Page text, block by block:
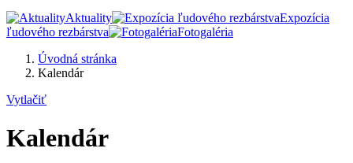
Aktuality
Expozícia
ľudového rezbárstva
Fotogaléria
Úvodná stránka
Kalendár
Vytlačiť
Kalendár